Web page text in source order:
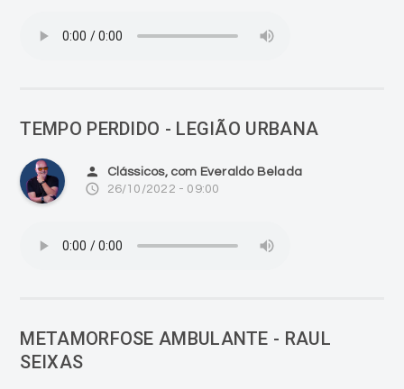
TEMPO PERDIDO - LEGIÃO URBANA
person Clássicos, com Everaldo Belada
access_time 26/10/2022 - 09:00
METAMORFOSE AMBULANTE - RAUL
SEIXAS